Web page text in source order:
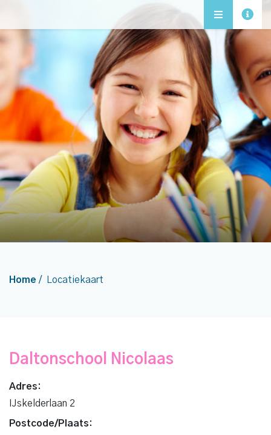
Home / Locatiekaart
Daltonschool Nicolaas
Adres:
IJskelderlaan 2
Postcode/Plaats: